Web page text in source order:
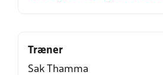
Træner
Sak Thamma